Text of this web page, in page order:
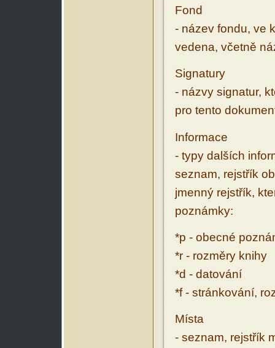
Fond
- název fondu, ve
vedena, včetně
Signatury
- názvy signatur,
pro tento
Informace
- typy dalších
seznam, rejstřík
jmenný rejstřík,
poznámky:
*p - obecné
*r - rozměry knihy
*d - datování
*f - stránkování,
Místa
- seznam, rejstřík